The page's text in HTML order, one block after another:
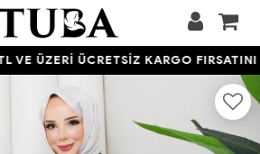
ÜZERİ ÜCRETSİZ KARGO FIRSATINI